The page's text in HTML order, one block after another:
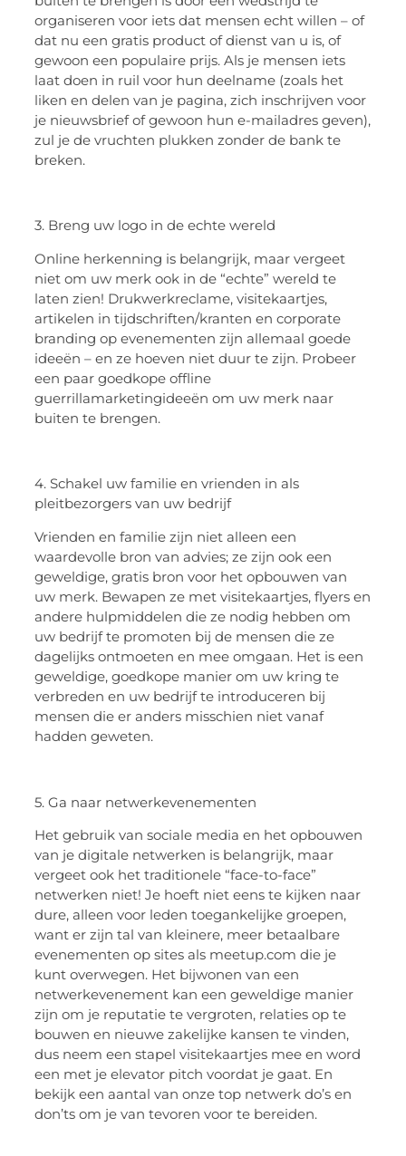
organiseren voor iets dat mensen echt willen – of
dat nu een gratis product of dienst van u is, of
gewoon een populaire prijs. Als je mensen iets
laat doen in ruil voor hun deelname (zoals het
liken en delen van je pagina, zich inschrijven voor
je nieuwsbrief of gewoon hun e-mailadres geven),
zul je de vruchten plukken zonder de bank te
breken.
3. Breng uw logo in de echte wereld
Online herkenning is belangrijk, maar vergeet
niet om uw merk ook in de “echte” wereld te
laten zien! Drukwerkreclame, visitekaartjes,
artikelen in tijdschriften/kranten en corporate
branding op evenementen zijn allemaal goede
ideeën – en ze hoeven niet duur te zijn. Probeer
een paar goedkope offline
guerrillamarketingideeën om uw merk naar
buiten te brengen.
4. Schakel uw familie en vrienden in als
pleitbezorgers van uw bedrijf
Vrienden en familie zijn niet alleen een
waardevolle bron van advies; ze zijn ook een
geweldige, gratis bron voor het opbouwen van
uw merk. Bewapen ze met visitekaartjes, flyers en
andere hulpmiddelen die ze nodig hebben om
uw bedrijf te promoten bij de mensen die ze
dagelijks ontmoeten en mee omgaan. Het is een
geweldige, goedkope manier om uw kring te
verbreden en uw bedrijf te introduceren bij
mensen die er anders misschien niet vanaf
hadden geweten.
5. Ga naar netwerkevenementen
Het gebruik van sociale media en het opbouwen
van je digitale netwerken is belangrijk, maar
vergeet ook het traditionele “face-to-face”
netwerken niet! Je hoeft niet eens te kijken naar
dure, alleen voor leden toegankelijke groepen,
want er zijn tal van kleinere, meer betaalbare
evenementen op sites als meetup.com die je
kunt overwegen. Het bijwonen van een
netwerkevenement kan een geweldige manier
zijn om je reputatie te vergroten, relaties op te
bouwen en nieuwe zakelijke kansen te vinden,
dus neem een stapel visitekaartjes mee en word
een met je elevator pitch voordat je gaat. En
bekijk een aantal van onze top netwerk do’s en
don’ts om je van tevoren voor te bereiden.